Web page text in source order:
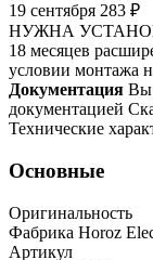
19 сентября 283 ₽
НУЖНА
18 месяцев
условии монтажа
Документация Вы
документацией
Технические
Основные
Оригинальность
Фабрика Horoz
Артикул